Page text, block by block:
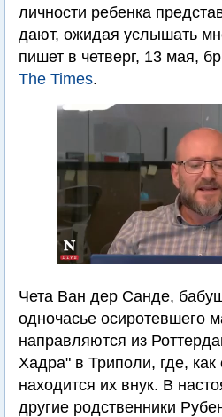
личности ребенка
дают, ожидая услышать
пишет в четверг, 13 мая,
The Times.
Чета Ван дер Санде,
одночасье осиротевшего
направляются из
Хадра" в Триполи, где, как
находится их внук. В
другие родственники